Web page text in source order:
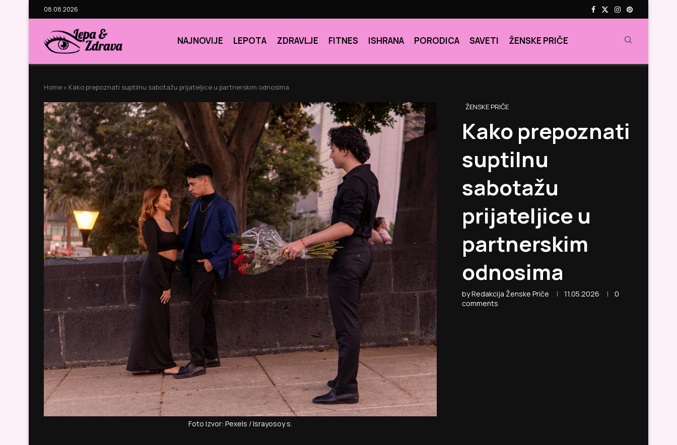
08.08.2026
NAJNOVIJE LEPOTA ZDRAVLJE FITNES ISHRANA PORODICA SAVETI ŽENSKE PRIČE
Home » Kako prepoznati suptilnu sabotažu prijateljice u partnerskim odnosima
ŽENSKE PRIČE
Kako prepoznati
suptilnu
sabotažu
prijateljice u
partnerskim
odnosima
byRedakcija Ženske Priče 11.05.2026
0
comments
Foto Izvor: Pexels / Israyosoy s.